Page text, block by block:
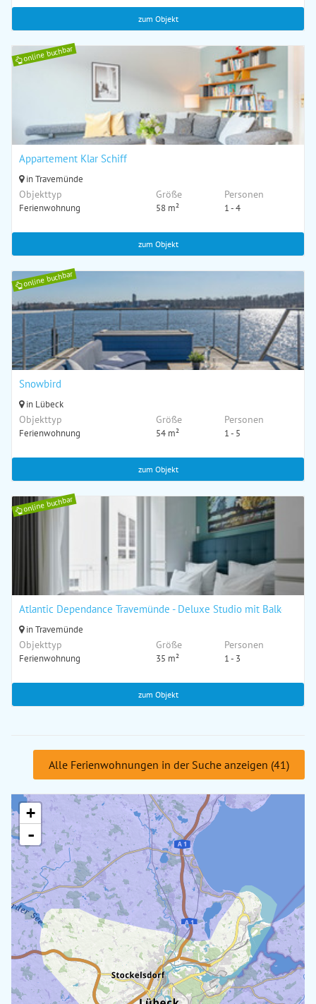
zum Objekt
online buchbar
Appartement Klar Schiff
in Travemünde
Objekttyp
Ferienwohnung
Größe
58 m²
Personen
1 - 4
zum Objekt
online buchbar
Snowbird
in Lübeck
Objekttyp
Ferienwohnung
Größe
54 m²
Personen
1 - 5
zum Objekt
online buchbar
Atlantic Dependance Travemünde - Deluxe Studio mit Balkon /
in Travemünde
Objekttyp
Ferienwohnung
Größe
35 m²
Personen
1 - 3
zum Objekt
Alle Ferienwohnungen in der Suche anzeigen (41)
+
-